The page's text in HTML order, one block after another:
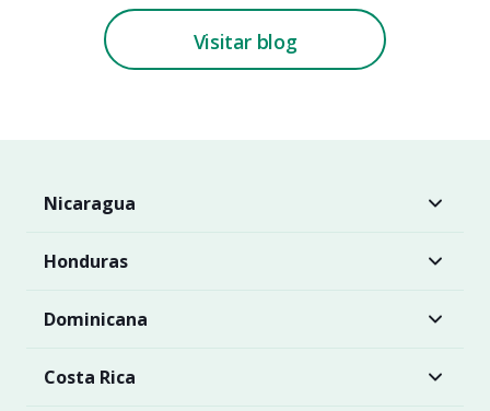
Visitar blog
Nicaragua
Honduras
Dominicana
Costa Rica